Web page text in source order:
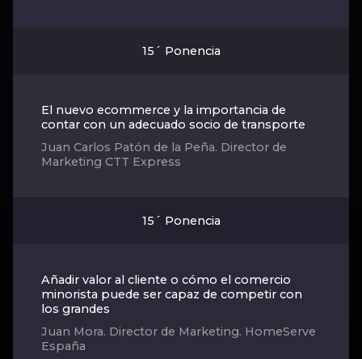
15´ Ponencia
El nuevo ecommerce y la importancia de
contar con un adecuado socio de transporte
Juan Carlos Patón de la Peña. Director de
Marketing CTT Express
15´ Ponencia
Añadir valor al cliente o cómo el comercio
minorista puede ser capaz de competir con
los grandes
Juan Mora. Director de Marketing. HomeServe
España